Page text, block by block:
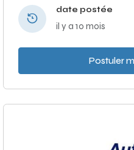
date postée
il y a 10 mois
Postuler